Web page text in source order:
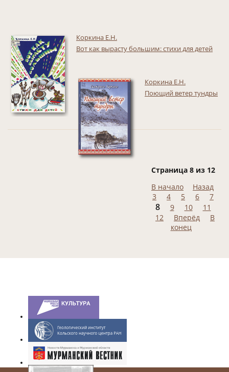
Коркина Е.Н.
Вот как вырасту большим: стихи для детей
Коркина Е.Н.
Поющий ветер тундры
Страница 8 из 12
В начало
Назад
3
4 5 6 7
8 9 10
11
12
Вперёд
В
конец